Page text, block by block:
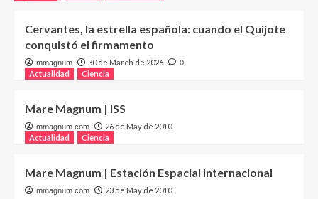
Cervantes, la estrella española: cuando el Quijote
conquistó el firmamento
mmagnum 30 de March de 2026 0
Actualidad Ciencia
Mare Magnum | ISS
mmagnum.com
26 de May de 2010
Actualidad
Ciencia
Mare Magnum | Estación Espacial Internacional
mmagnum.com 23 de May de 2010